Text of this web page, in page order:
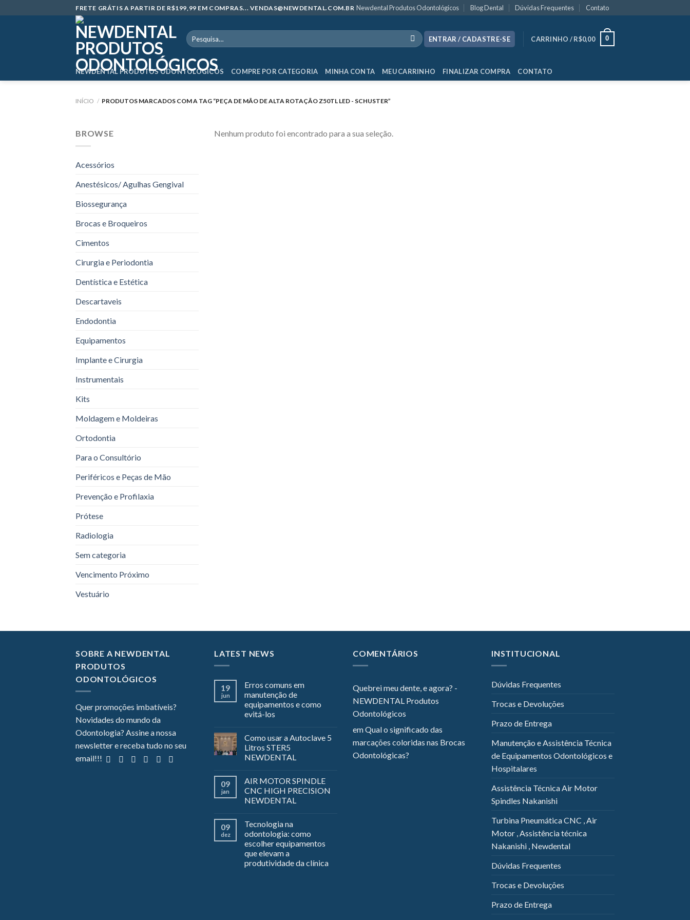
to
FRETE GRÁTIS A PARTIR DE R$199,99 EM COMPRAS... VENDAS@NEWDENTAL.COM.BR Newdental Produtos Odontológicos Blog Dental Dúvidas Frequentes Contato
Pesquisar
por:
ENTRAR / CADASTRE-SE CARRINHO /R$0,00 0
NEWDENTAL PRODUTOS ODONTOLÓGICOS COMPRE POR CATEGORIA MINHA CONTA MEU CARRINHO FINALIZAR COMPRA CONTATO
INÍCIO / PRODUTOS MARCADOS COM A TAG “PEÇA DE MÃO DE ALTA ROTAÇÃO Z50TL LED - SCHUSTER”
BROWSE
Acessórios
Anestésicos/ Agulhas Gengival
Biossegurança
Brocas e Broqueiros
Cimentos
Cirurgia e Periodontia
Dentística e Estética
Descartaveis
Endodontia
Equipamentos
Implante e Cirurgia
Instrumentais
Kits
Moldagem e Moldeiras
Ortodontia
Para o Consultório
Periféricos e Peças de Mão
Prevenção e Profilaxia
Prótese
Radiologia
Sem categoria
Vencimento Próximo
Vestuário
Nenhum produto foi encontrado para a sua seleção.
SOBRE A NEWDENTAL
PRODUTOS
ODONTOLÓGICOS
Quer promoções imbatíveis?
Novidades do mundo da
Odontologia? Assine a nossa
newsletter e receba tudo no seu
email!!!
LATEST NEWS
19
jun
Erros comuns em
manutenção de
equipamentos e como
evitá-los
Como usar a Autoclave 5
Litros STER5
NEWDENTAL
09
jan
AIR MOTOR SPINDLE
CNC HIGH PRECISION
NEWDENTAL
09
dez
Tecnologia na
odontologia: como
escolher equipamentos
que elevam a
produtividade da clínica
COMENTÁRIOS
Quebrei meu dente, e agora? -
NEWDENTAL Produtos
Odontológicos
emQual o significado das
marcações coloridas nas Brocas
Odontológicas?
INSTITUCIONAL
Dúvidas Frequentes
Trocas e Devoluções
Prazo de Entrega
Manutenção e Assistência Técnica
de Equipamentos Odontológicos e
Hospitalares
Assistência Técnica Air Motor
Spindles Nakanishi
Turbina Pneumática CNC , Air
Motor , Assistência técnica
Nakanishi , Newdental
Dúvidas Frequentes
Trocas e Devoluções
Prazo de Entrega